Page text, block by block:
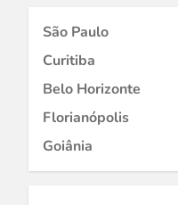
São Paulo
Curitiba
Belo Horizonte
Florianópolis
Goiânia